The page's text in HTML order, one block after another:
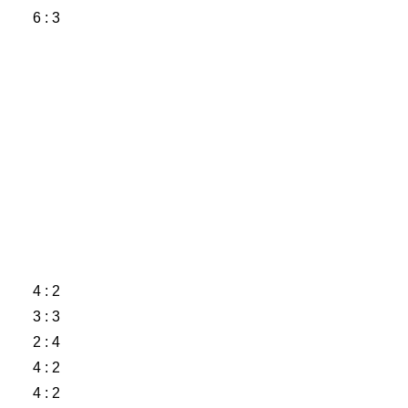
6 : 3
4 : 2
3 : 3
2 : 4
4 : 2
4 : 2